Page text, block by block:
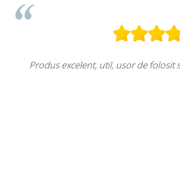
Produs excelent, util, usor de folosit